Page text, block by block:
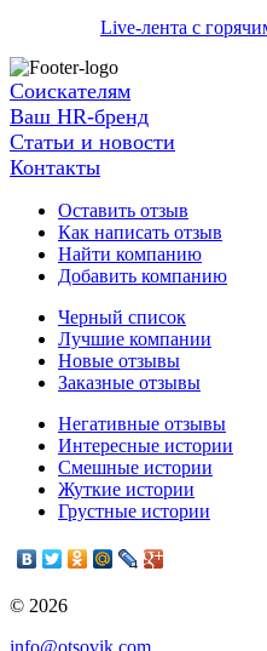
Live-лента с
Соискателям
Ваш HR-бренд
Статьи и новости
Контакты
Оставить отзыв
Как написать отзыв
Найти компанию
Добавить компанию
Черный список
Лучшие компании
Новые отзывы
Заказные отзывы
Негативные отзывы
Интересные истории
Смешные истории
Жуткие истории
Грустные истории
© 2026
info@otsovik.com